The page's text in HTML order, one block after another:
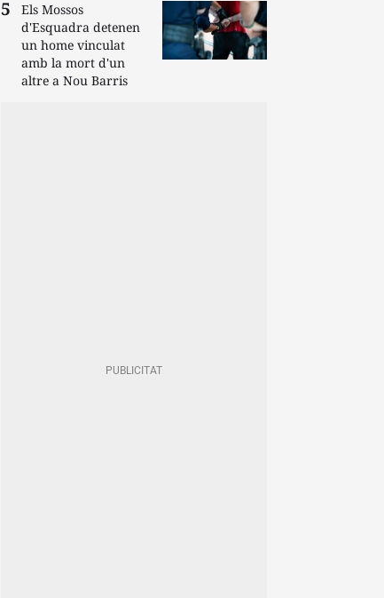
Els Mossos
d'Esquadra detenen
un home vinculat
amb la mort d'un
altre a Nou Barris